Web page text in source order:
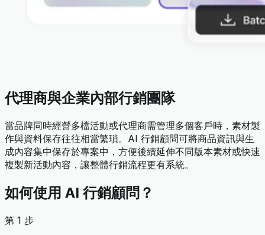
代理商與企業內部行銷團隊
當品牌同時經營多檔活動或代理商需管理多個客戶時，素材製
作與資料保存往往相當繁瑣。AI 行銷顧問可將商品資訊與生
成內容集中保存於專案中，方便後續延伸不同版本素材或快速
複製新活動內容，讓整體行銷流程更有系統。
如何使用 AI 行銷顧問？
第 1 步